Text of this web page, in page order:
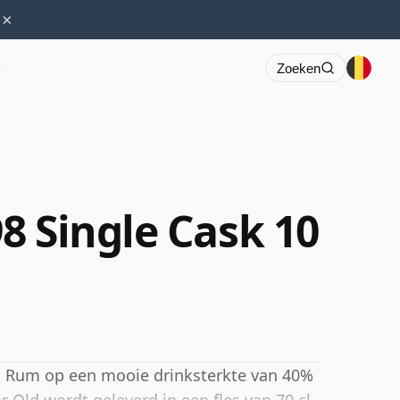
×
Zoeken
Single Cask 10
op een mooie drinksterkte van 40%